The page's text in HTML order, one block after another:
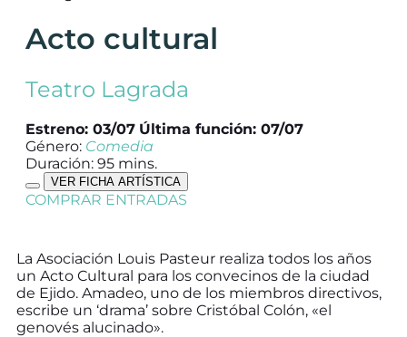
Acto cultural
Teatro Lagrada
Estreno: 03/07 Última función: 07/07
Género: Comedia
Duración: 95 mins.
VER FICHA ARTÍSTICA
COMPRAR ENTRADAS
La Asociación Louis Pasteur realiza todos los años
un Acto Cultural para los convecinos de la ciudad
de Ejido. Amadeo, uno de los miembros directivos,
escribe un ‘drama’ sobre Cristóbal Colón, «el
genovés alucinado».